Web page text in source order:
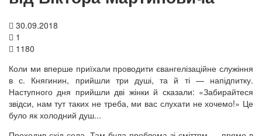
30.09.2018
1
1180
Коли ми вперше приїхали проводити євангелізаційне служіння
в с. Княгинин, прийшли три душі, та й ті — напідпитку.
Наступного дня прийшли дві жінки й сказали: «Забирайтеся
звідси, нам тут таких не треба, ми вас слухати не хочемо!» Це
було як холодний душ...